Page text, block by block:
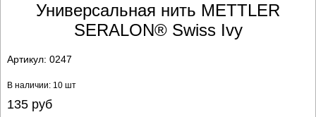
Универсальная нить METTLER
SERALON® Swiss Ivy
Артикул: 0247
В наличии: 10 шт
135руб